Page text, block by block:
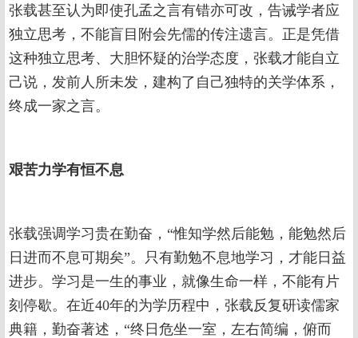
张载甚至认为即使孔孟之言有错亦可改，告诫学者应
独立思考，不能盲目附会先儒的传注遗言。正是凭借
这种独立思考、大胆怀疑的治学态度，张载才能自立
己说，发前人所未发，建构了自己独特的关学体系，
终成一家之言。
艰苦力学有恒不息
张载强调学习贵在勤奋，“惟知学然后能勉，能勉然后
日进而不息可期矣”。只有勤勉不息地学习，才能日益
进步。学习是一生的事业，就像生命一样，不能有片
刻停歇。在近40年的为学历程中，张载反复研读儒家
典籍，勤奋著述，“终日危坐一室，左右简编，俯而